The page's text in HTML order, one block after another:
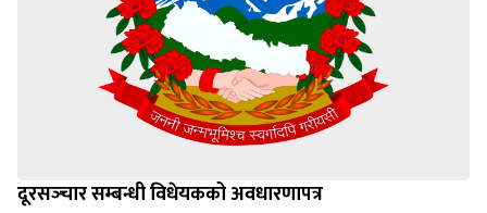
दूरसञ्‍चार सम्बन्धी विधेयकको अवधारणापत्र